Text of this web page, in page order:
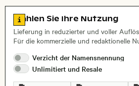
Zu den Lizenzinformationen
Wählen Sie Ihre Nutzung
Lieferung in reduzierter und voller
Für die kommerzielle und redaktionelle
Verzicht der Namensnennung
Unlimitiert und Resale